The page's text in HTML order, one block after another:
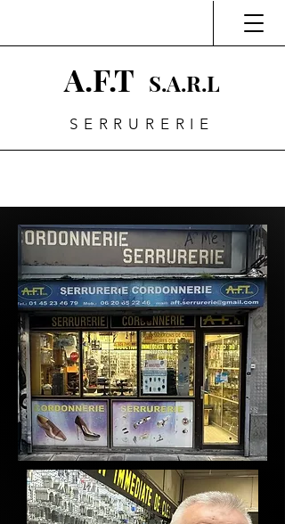
A.F.T S.A.R.L
SERRURERIE